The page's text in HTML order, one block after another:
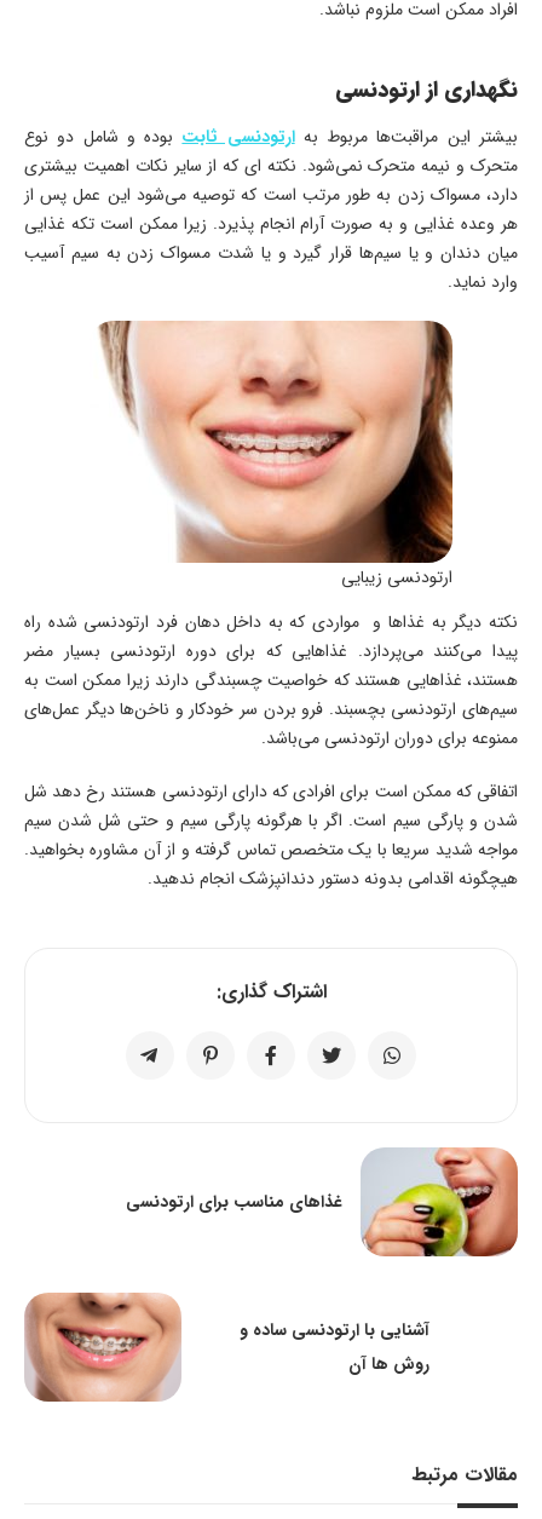
افراد ممکن است ملزوم نباشد.
نگهداری از ارتودنسی
بیشتر این مراقبت‌ها مربوط بهارتودنسی ثابتبوده و شامل دو نوع
متحرک و نیمه متحرک نمی‌شود. نکته ای که از سایر نکات اهمیت بیشتری
دارد، مسواک زدن به طور مرتب است که توصیه می‌شود این عمل پس از
هر وعده غذایی و به صورت آرام انجام پذیرد. زیرا ممکن است تکه غذایی
میان دندان و یا سیم‌ها قرار گیرد و یا شدت مسواک زدن به سیم آسیب
وارد نماید.
ارتودنسی زیبایی
نکته دیگر به غذا‌ها و مواردی که به داخل دهان فرد ارتودنسی شده راه
پیدا می‌کنند می‌پردازد. غذا‌هایی که برای دوره ارتودنسی بسیار مضر
هستند، غذا‌هایی هستند که خواصیت چسبندگی دارند زیرا ممکن است به
سیم‌های ارتودنسی بچسبند. فرو بردن سر خودکار و ناخن‌ها دیگر عمل‌های
ممنوعه برای دوران ارتودنسی می‌باشد.
اتفاقی که ممکن است برای افرادی که دارای ارتودنسی هستند رخ دهد شل
شدن و پارگی سیم است. اگر با هرگونه پارگی سیم و حتی شل شدن سیم
مواجه شدید سریعا با یک متخصص تماس گرفته و از آن مشاوره بخواهید.
هیچگونه اقدامی بدونه دستور دندانپزشک انجام ندهید.
اشتراک گذاری:
غذاهای مناسب برای ارتودنسی
آشنایی با ارتودنسی ساده و
روش ها آن
مقالات مرتبط